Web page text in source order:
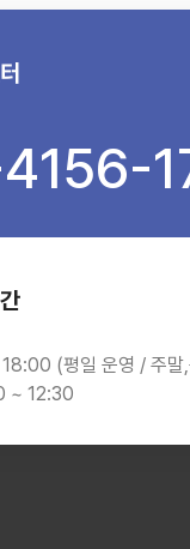
(평일 운영 / 주말,
~ 12:30